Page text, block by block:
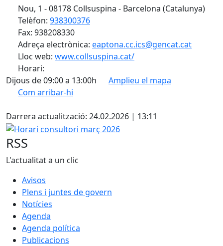
Nou, 1 - 08178 Collsuspina - Barcelona (Catalunya)
Telèfon: 938300376
Fax: 938208330
Adreça electrònica: eaptona.cc.ics@gencat.cat
Lloc web: www.collsuspina.cat/
Horari:
Dijous de 09:00 a 13:00h
Amplieu el mapa
Com arribar-hi
+
−
Darrera actualització: 24.02.2026 | 13:11
Horari consultori març 2026
RSS
L'actualitat a un clic
Avisos
Plens i juntes de govern
Notícies
Agenda
Agenda política
Publicacions